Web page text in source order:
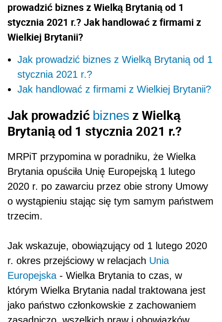
prowadzić biznes z Wielką Brytanią od 1
stycznia 2021 r.? Jak handlować z firmami z
Wielkiej Brytanii?
Jak prowadzić biznes z Wielką Brytanią od 1
stycznia 2021 r.?
Jak handlować z firmami z Wielkiej Brytanii?
Jak prowadzić biznes z Wielką
Brytanią od 1 stycznia 2021 r.?
MRPiT przypomina w poradniku, że Wielka
Brytania opuściła Unię Europejską 1 lutego
2020 r. po zawarciu przez obie strony Umowy
o wystąpieniu stając się tym samym państwem
trzecim.
Jak wskazuje, obowiązujący od 1 lutego 2020
r. okres przejściowy w relacjach Unia
Europejska - Wielka Brytania to czas, w
którym Wielka Brytania nadal traktowana jest
jako państwo członkowskie z zachowaniem